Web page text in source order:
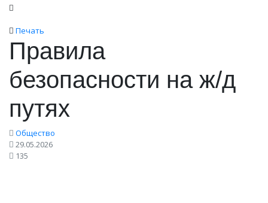
Печать
Правила
безопасности на ж/д
путях
Общество
29.05.2026
135